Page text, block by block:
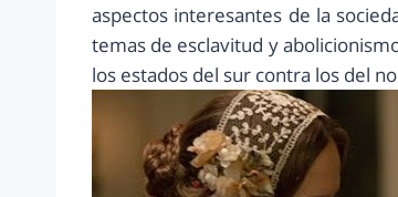
aspectos interesantes de la
temas de esclavitud y
los estados del sur contra los del